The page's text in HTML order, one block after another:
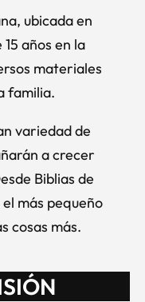
ubicada en
años en la
materiales
familia.
variedad de
a crecer
Biblias de
más pequeño
cosas más.